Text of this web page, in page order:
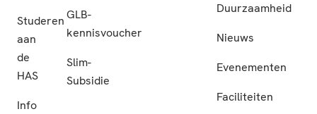
Studeren
aan
de
HAS
Info
GLB-
kennisvoucher
Slim-
Subsidie
Duurzaamheid
Nieuws
Evenementen
Faciliteiten